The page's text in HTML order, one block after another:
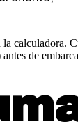
calculadora.
de